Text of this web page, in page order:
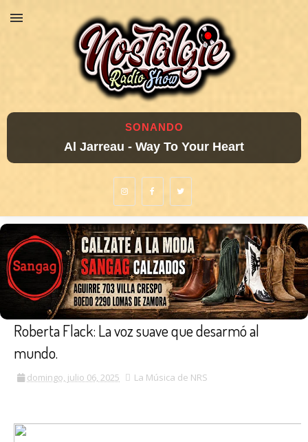
SONANDO
Al Jarreau - Way To Your Heart
Roberta Flack: La voz suave que desarmó al
mundo.
domingo, julio 06, 2025 La Música de NRS